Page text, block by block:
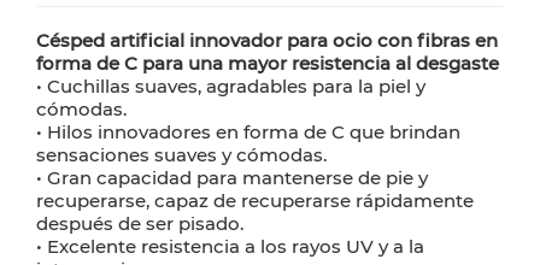
Césped artificial innovador para ocio con fibras en
forma de C para una mayor resistencia al desgaste
• Cuchillas suaves, agradables para la piel y
cómodas.
• Hilos innovadores en forma de C que brindan
sensaciones suaves y cómodas.
• Gran capacidad para mantenerse de pie y
recuperarse, capaz de recuperarse rápidamente
después de ser pisado.
• Excelente resistencia a los rayos UV y a la